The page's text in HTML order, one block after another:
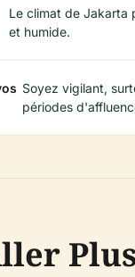
Le climat de Jakarta
et humide.
Soyez vigilant,
périodes